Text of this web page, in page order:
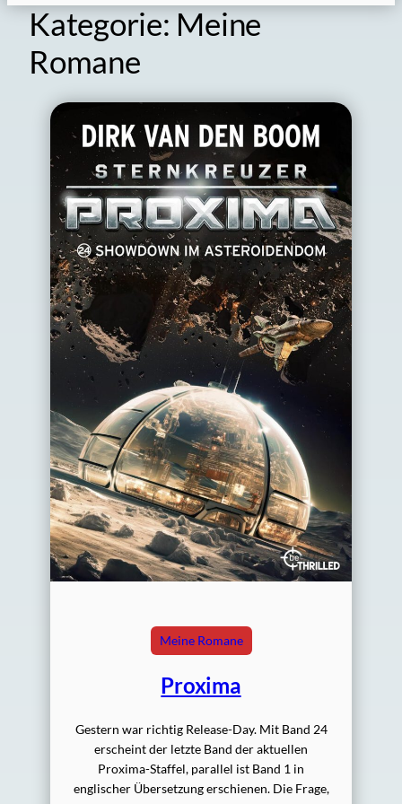
Kategorie: Meine
Romane
Meine Romane
Proxima
Gestern war richtig Release-Day. Mit Band 24
erscheint der letzte Band der aktuellen
Proxima-Staffel, parallel ist Band 1 in
englischer Übersetzung erschienen. Die Frage,